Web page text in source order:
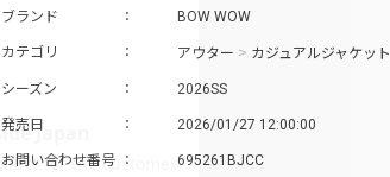
ブランド BOW WOW
カテゴリ アウター > カジュアルジャケット
シーズン 2026SS
発売日 2026/01/27 12:00:00
お問い合わせ番号 695261BJCC